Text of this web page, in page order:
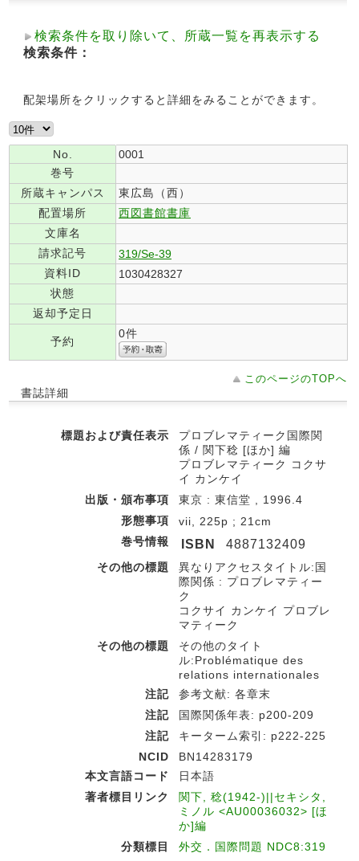
検索条件を取り除いて、所蔵一覧を再表示する
検索条件：
配架場所をクリックすると詳細をみることができます。
No.
0001
巻号
所蔵キャンパス
東広島（西）
配置場所
西図書館書庫
文庫名
請求記号
319/Se-39
資料ID
1030428327
状態
返却予定日
予約
0件
このページのTOPへ
書誌詳細
標題および責任表示
プロブレマティーク国際関
係 / 関下稔 [ほか] 編
プロブレマティーク コクサ
イ カンケイ
出版・頒布事項
東京 : 東信堂 , 1996.4
形態事項
vii, 225p ; 21cm
巻号情報
ISBN 4887132409
その他の標題
異なりアクセスタイトル:国
際関係 : プロブレマティー
ク
コクサイ カンケイ プロブレ
マティーク
その他の標題
その他のタイト
ル:Problématique des
relations internationales
注記
参考文献: 各章末
注記
国際関係年表: p200-209
注記
キーターム索引: p222-225
NCID
BN14283179
本文言語コード
日本語
著者標目リンク
関下, 稔(1942-)||セキシタ,
ミノル <AU00036032> [ほ
か]編
分類標目
外交．国際問題 NDC8:319